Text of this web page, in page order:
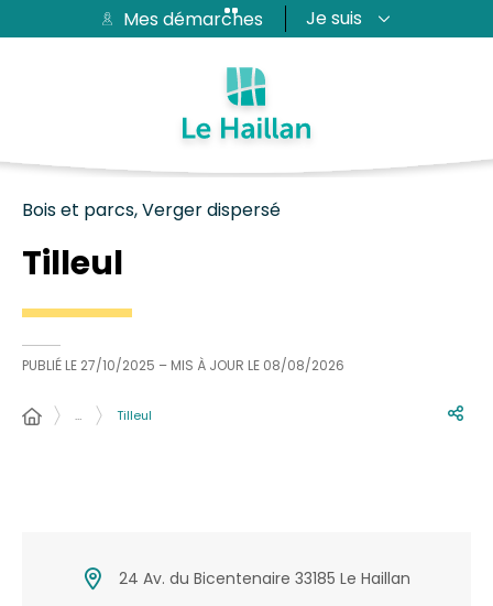
Aide et accessibilité
Passer au menu
Passer au contenuMes démarches Je suis
Bois et parcs, Verger dispersé
Tilleul
PUBLIÉ LE 27/10/2025 – MIS À JOUR LE 08/08/2026
… Tilleul
24 Av. du Bicentenaire 33185 Le Haillan